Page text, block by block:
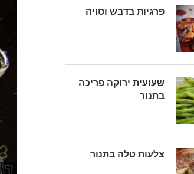
פרגיות בדבש וסויה
שעועית ירוקה פריכה
בתנור
צלעות טלה בתנור